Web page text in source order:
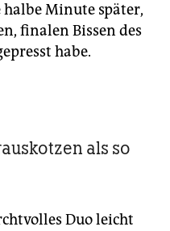
halbe Minute später,
finalen Bissen des
habe.
als so
Duo leicht